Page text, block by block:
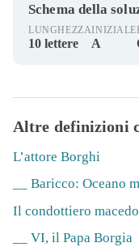
Schema della
LUNGHEZZA
10 lettere
INIZIALE
A
Altre definizioni
L’attore Borghi
__ Baricco: Oceano
Il condottiero
__ VI, il Papa Borgia